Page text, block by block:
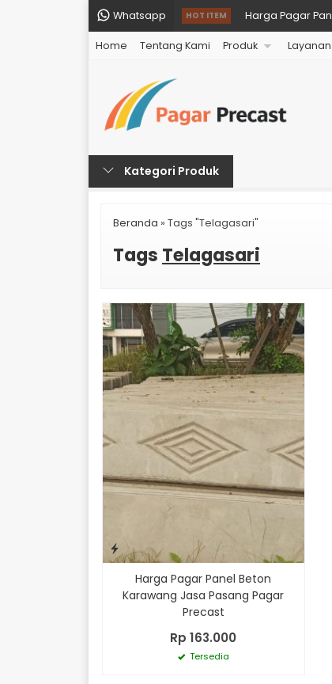
Whatsapp HOT ITEM Harga Pagar
Harga Pagar
Harga Pagar
Home Tentang Kami Produk Layanan
Kategori Produk
Beranda » Tags "Telagasari"
Tags Telagasari
Harga Pagar Panel Beton
Karawang Jasa Pasang Pagar
Precast
Rp 163.000
Tersedia